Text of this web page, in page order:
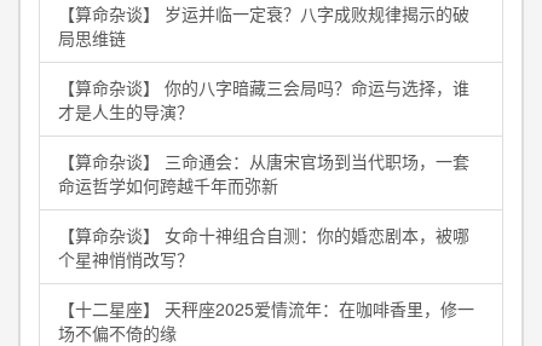
【算命杂谈】 岁运并临一定衰？八字成败规律揭示的破
局思维链
【算命杂谈】 你的八字暗藏三会局吗？命运与选择，谁
才是人生的导演？
【算命杂谈】 三命通会：从唐宋官场到当代职场，一套
命运哲学如何跨越千年而弥新
【算命杂谈】 女命十神组合自测：你的婚恋剧本，被哪
个星神悄悄改写？
【十二星座】 天秤座2025爱情流年：在咖啡香里，修一
场不偏不倚的缘